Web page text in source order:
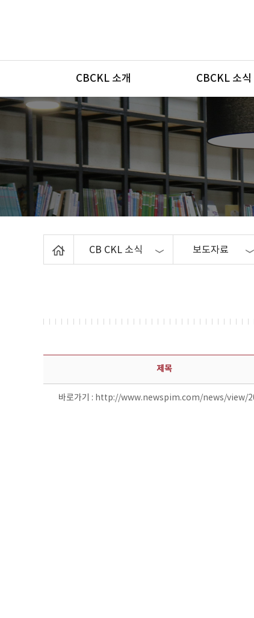
메뉴
CBCKL 소개 CBCKL 소식
CB CKL 소식 보도자료
보도자료 상세보기 - 제목, 담당부서, 담당자, 담당연락처, 내용, 첨부파일 정보 제공
제목
바로가기 : http://www.newspim.com/news/view/